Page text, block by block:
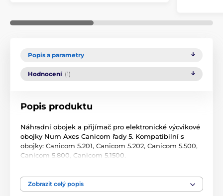
Popis a parametry
Hodnocení (1)
Popis produktu
Náhradní obojek a přijímač pro elektronické výcvikové
obojky Num Axes Canicom řady 5. Kompatibilní s
obojky: Canicom 5.201, Canicom 5.202, Canicom 5.500,
Canicom 5.800, Canicom 5.1500.
příslušenstvím Canicom
Nakupujete-li od nás příslušenství k již zakoupenému
Zobrazit celý popis